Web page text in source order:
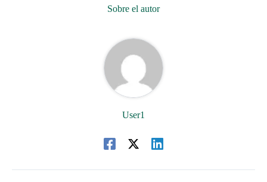
Sobre el autor
User1